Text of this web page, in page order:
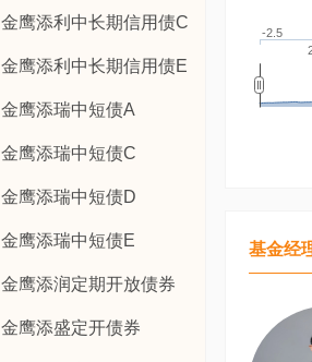
金鹰添利中长期信用债C
金鹰添利中长期信用债E
金鹰添瑞中短债A
金鹰添瑞中短债C
金鹰添瑞中短债D
金鹰添瑞中短债E
金鹰添润定期开放债券
金鹰添盛定开债券
-2.5
基金经